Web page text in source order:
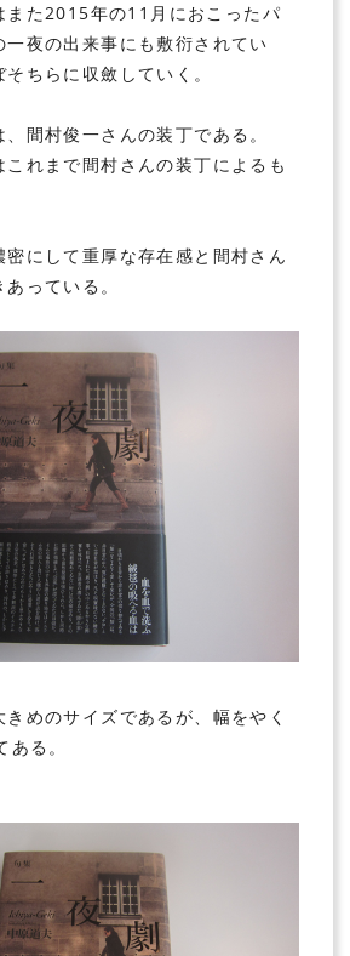
また2015年の11月におこったパ
一夜の出来事にも敷衍されてい
ちらに収斂していく。
間村俊一さんの装丁である。
れまで間村さんの装丁によるも
にして重厚な存在感と間村さん
っている。
めのサイズであるが、幅をやく
る。